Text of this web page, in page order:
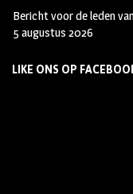
Bericht voor de leden
5 augustus 2026
LIKE ONS OP